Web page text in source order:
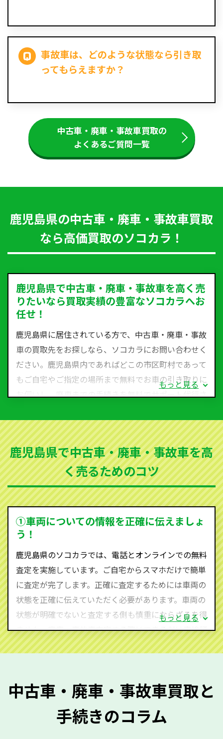
事故車は、どのような状態なら引き取
ってもらえますか？
中古車・廃車・事故車買取の
よくあるご質問一覧
鹿児島県の中古車・廃車・事故車買取
なら高価買取のソコカラ！
鹿児島県で中古車・廃車・事故車を高く売
りたいなら買取実績の豊富なソコカラへお
任せ！
鹿児島県に居住されている方で、中古車・廃車・事故
車の買取先をお探しなら、ソコカラにお問い合わせく
ださい。鹿児島県内であればどこの市区町村であって
もご自宅やご指定の場所まで無料でお車の引き取りに
お伺いし、廃車までの手続きを無料でサポート代行さ
障車など動かない車、水害車、不動車、乗らなくなっ
てしまった車、車検が切れて動かすことができない車
でも買取可能です。
ソコカラは世界１１０か国に独自の販売ネットワーク
を持ち、国内に自社物流網、自社ヤードをもっている
ため、中間マージンがかかりません。だから高価買取
を実現し、お客様に利益を還元することができるので
す。
0-590-870）までお問い合わせ下さい。
査定・ご相談・見積もりはすべて無料で行います。安
心してお問い合わせください。
もっと見る
鹿児島県で中古車・廃車・事故車を高
く売るためのコツ
①車両についての情報を正確に伝えましょ
う！
鹿児島県のソコカラでは、電話とオンラインでの無料
査定を実施しています。ご自宅からスマホだけで簡単
に査定が完了します。正確に査定するためには車両の
状態を正確に伝えていただく必要があります。車両の
状態が明確でないと査定する側も慎重にならざるを得
ません。廃車・事故車査定する際はできるだけ車検証
をご準備ください。車検証があることで車両状態や年
に質問させていただく内容は以下の通りとなります。
メーカー／車種
もっと見る
中古車・廃車・事故車買取と
手続きのコラム